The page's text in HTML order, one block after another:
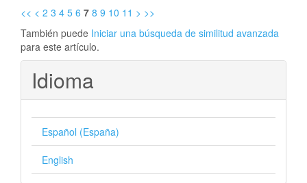
<< < 2 3 4 5 6 7 8 9 10 11 > >>
También puede Iniciar una búsqueda de similitud avanzada
para este artículo.
Idioma
Español (España)
English